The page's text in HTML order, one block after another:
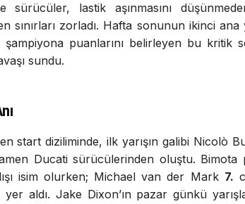
lastik aşınmasını
sınırları zorladı. Hafta sonunun ikinci ana
puanlarını belirleyen bu kritik
sundu.
start diziliminde, ilk yarışın galibi Nicolò
Ducati sürücülerinden oluştu. Bimota
isim olurken; Michael van der Mark 7.
yer aldı. Jake Dixon’ın pazar günkü